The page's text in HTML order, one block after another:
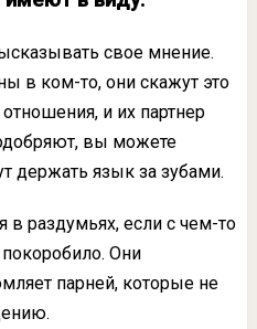
свое мнение.
в ком-то, они скажут это
и их партнер
вы можете
держать язык за зубами.
раздумьях, если с чем-то
Они
парней, которые не